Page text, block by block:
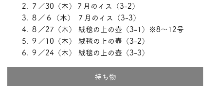
７／30（木）７月のイス（3-2）
８／６（木） ７月のイス（3-3）
８／27（木） 絨毯の上の壺（3-1）※8～12号
９／10（木） 絨毯の上の壺（3-2）
９／24（木） 絨毯の上の壺（3-3）
持ち物